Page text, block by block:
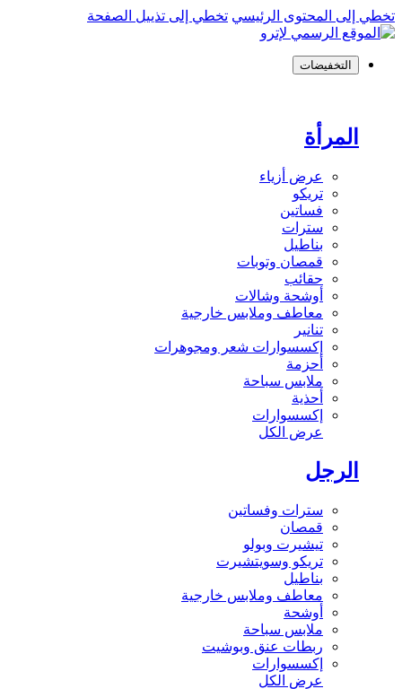
تخطي إلى المحتوى الرئيسي تخطي إلى تذييل الصفحة
التخفيضات
المرأة
عرض أزياء
تريكو
فساتين
سترات
بناطيل
قمصان وتوبات
حقائب
أوشحة وشالات
معاطف وملابس خارجية
تنانير
إكسسوارات شعر ومجوهرات
أحزمة
ملابس سباحة
أحذية
إكسسوارات
عرض الكل
الرجل
سترات وفساتين
قمصان
تيشيرت وبولو
تريكو وسويتشيرت
بناطيل
معاطف وملابس خارجية
أوشحة
ملابس سباحة
ربطات عنق وبوشيت
إكسسوارات
عرض الكل